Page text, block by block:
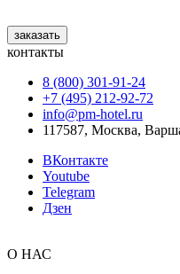
заказать
контакты
8 (800) 301‑91‑24
+7 (495) 212‑92‑72
info@pm-hotel.ru
117587, Москва,
ВКонтакте
Youtube
Telegram
Дзен
О НАС